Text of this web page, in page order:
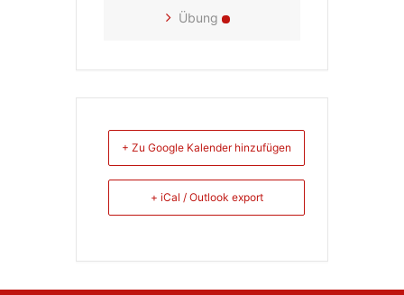
Übung
+ Zu Google Kalender hinzufügen
+ iCal / Outlook export